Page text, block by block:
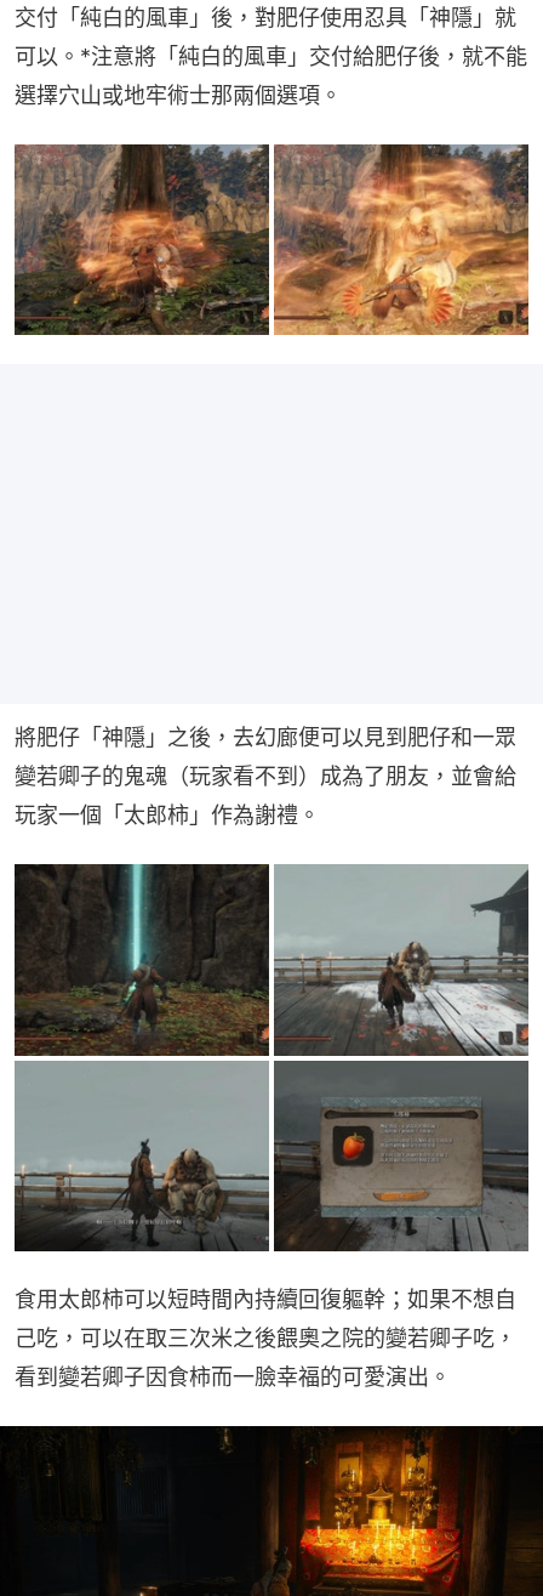
交付「純白的風車」後，對肥仔使用忍具「神隱」就
可以。*注意將「純白的風車」交付給肥仔後，就不能
選擇穴山或地牢術士那兩個選項。
將肥仔「神隱」之後，去幻廊便可以見到肥仔和一眾
變若卿子的鬼魂（玩家看不到）成為了朋友，並會給
玩家一個「太郎柿」作為謝禮。
食用太郎柿可以短時間內持續回復軀幹；如果不想自
己吃，可以在取三次米之後餵奧之院的變若卿子吃，
看到變若卿子因食柿而一臉幸福的可愛演出。